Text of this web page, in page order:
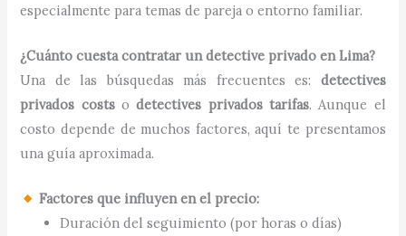
especialmente para temas de pareja o entorno familiar.
¿Cuánto cuesta contratar un detective privado en Lima?
Una de las búsquedas más frecuentes es: detectives
privados costsodetectives privados tarifas. Aunque el
costo depende de muchos factores, aquí te presentamos
una guía aproximada.
Factores que influyen en el precio:
Duración del seguimiento (por horas o días)